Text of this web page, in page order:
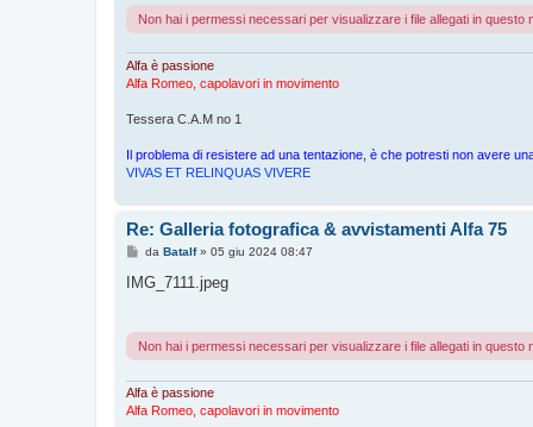
g
i
o
Non hai i permessi necessari per visualizzare i file allegati in questo
Alfa è passione
Alfa Romeo, capolavori in movimento
Tessera C.A.M no 1
Il problema di resistere ad una tentazione, è che potresti non avere
VIVAS ET RELINQUAS VIVERE
Re: Galleria fotografica & avvistamenti Alfa 75
M
s
g
i
o
da Batalf» 05 giu 2024 08:47
IMG_7111.jpeg
Non hai i permessi necessari per visualizzare i file allegati in questo
Alfa è passione
Alfa Romeo, capolavori in movimento